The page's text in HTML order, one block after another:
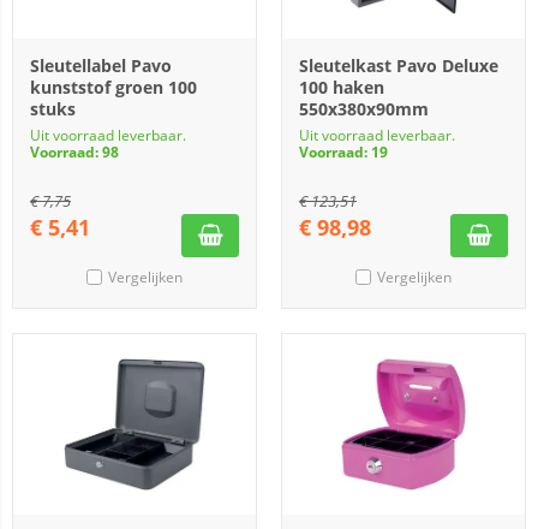
Sleutellabel Pavo
kunststof groen 100
stuks
Uit voorraad leverbaar.
Voorraad: 98
€7,75
€ 5,41
Vergelijken
Sleutelkast Pavo Deluxe
100 haken
550x380x90mm
Uit voorraad leverbaar.
Voorraad: 19
€123,51
€ 98,98
Vergelijken